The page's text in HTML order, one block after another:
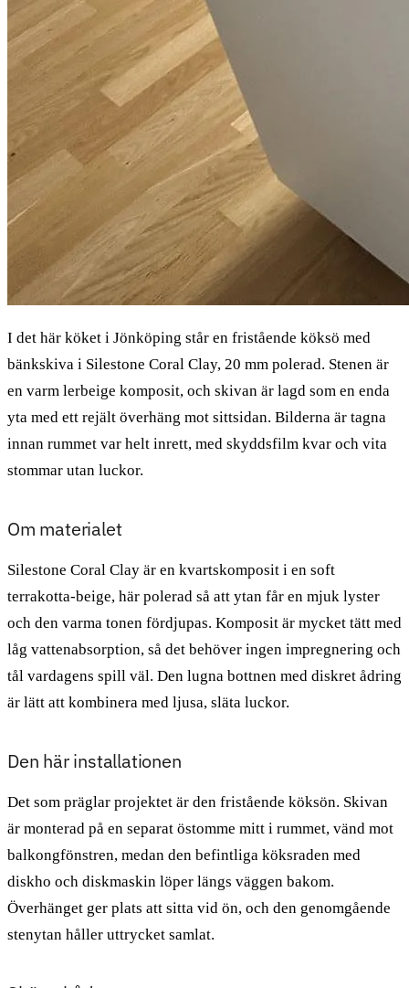
I det här köket i Jönköping står en fristående köksö med
bänkskiva i Silestone Coral Clay, 20 mm polerad. Stenen är
en varm lerbeige komposit, och skivan är lagd som en enda
yta med ett rejält överhäng mot sittsidan. Bilderna är tagna
innan rummet var helt inrett, med skyddsfilm kvar och vita
stommar utan luckor.
Om materialet
Silestone Coral Clay är en kvartskomposit i en soft
terrakotta-beige, här polerad så att ytan får en mjuk lyster
och den varma tonen fördjupas. Komposit är mycket tätt med
låg vattenabsorption, så det behöver ingen impregnering och
tål vardagens spill väl. Den lugna bottnen med diskret ådring
är lätt att kombinera med ljusa, släta luckor.
Den här installationen
Det som präglar projektet är den fristående köksön. Skivan
är monterad på en separat östomme mitt i rummet, vänd mot
balkongfönstren, medan den befintliga köksraden med
diskho och diskmaskin löper längs väggen bakom.
Överhänget ger plats att sitta vid ön, och den genomgående
stenytan håller uttrycket samlat.